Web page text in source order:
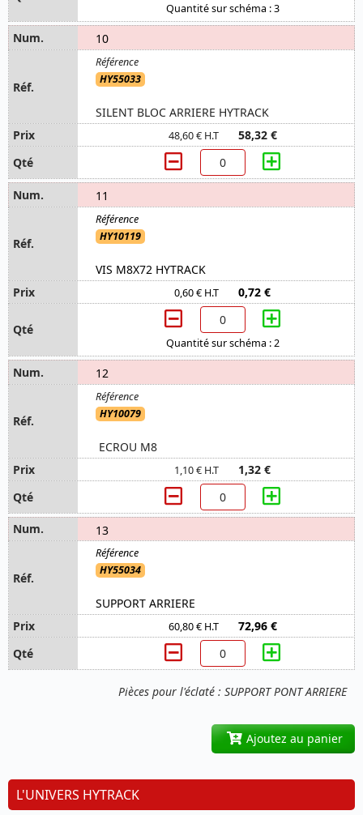
Pièces pour l'éclaté : SUPPORT PONT ARRIERE
Quantité sur schéma : 3
10
HY55033
SILENT BLOC ARRIERE HYTRACK
48,60 € H.T 58,32 €
11
HY10119
VIS M8X72 HYTRACK
0,60 € H.T 0,72 €
Quantité sur schéma : 2
12
HY10079
ECROU M8
1,10 € H.T 1,32 €
13
HY55034
SUPPORT ARRIERE
60,80 € H.T 72,96 €
Ajoutez au panier
L'UNIVERS HYTRACK